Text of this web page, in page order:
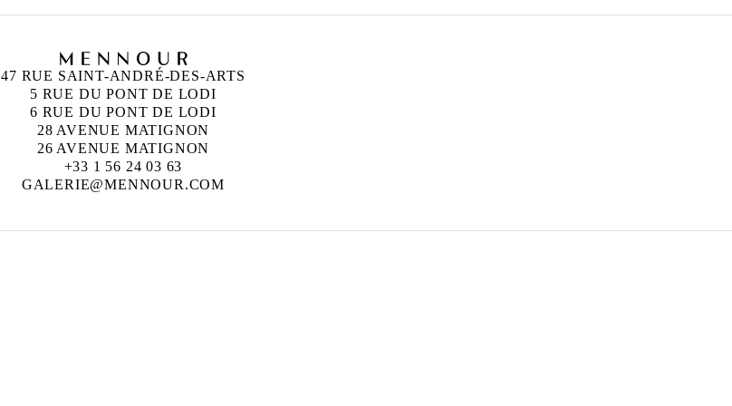
47 RUE SAINT-ANDRÉ-DES-ARTS
5 RUE DU PONT DE LODI
6 RUE DU PONT DE LODI
28 AVENUE MATIGNON
26 AVENUE MATIGNON
+33 1 56 24 03 63
GALERIE@MENNOUR.COM